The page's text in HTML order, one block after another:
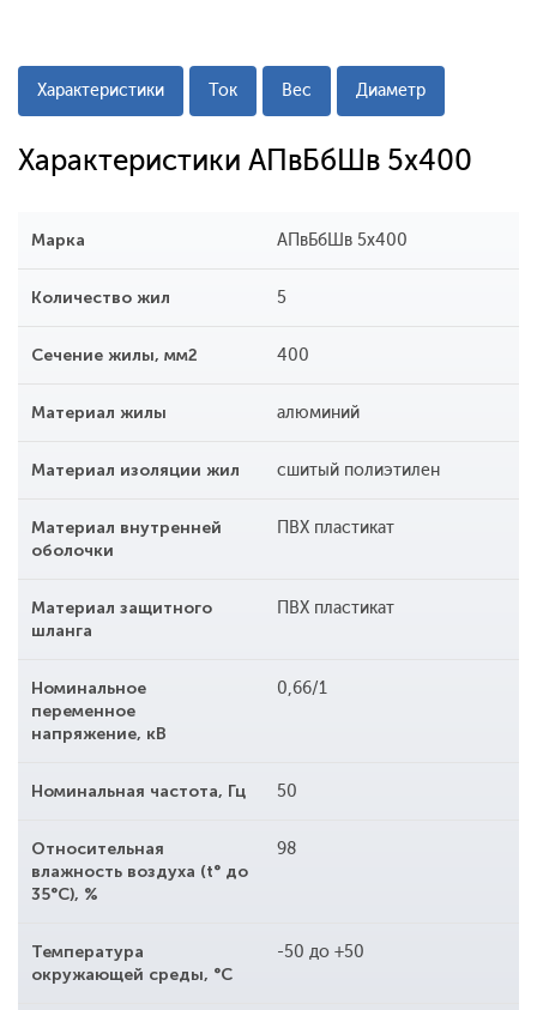
Характеристики Ток Вес Диаметр
Характеристики АПвБбШв 5x400
Марка АПвБбШв 5x400
Количество жил 5
Сечение жилы, мм2 400
Материал жилы алюминий
Материал изоляции жил сшитый полиэтилен
Материал внутренней
оболочки
ПВХ пластикат
Материал защитного
шланга
ПВХ пластикат
Номинальное
переменное
напряжение, кВ
0,66/1
Номинальная частота, Гц 50
Относительная
влажность воздуха (t° до
35°С), %
98
Температура
окружающей среды, °С
-50 до +50